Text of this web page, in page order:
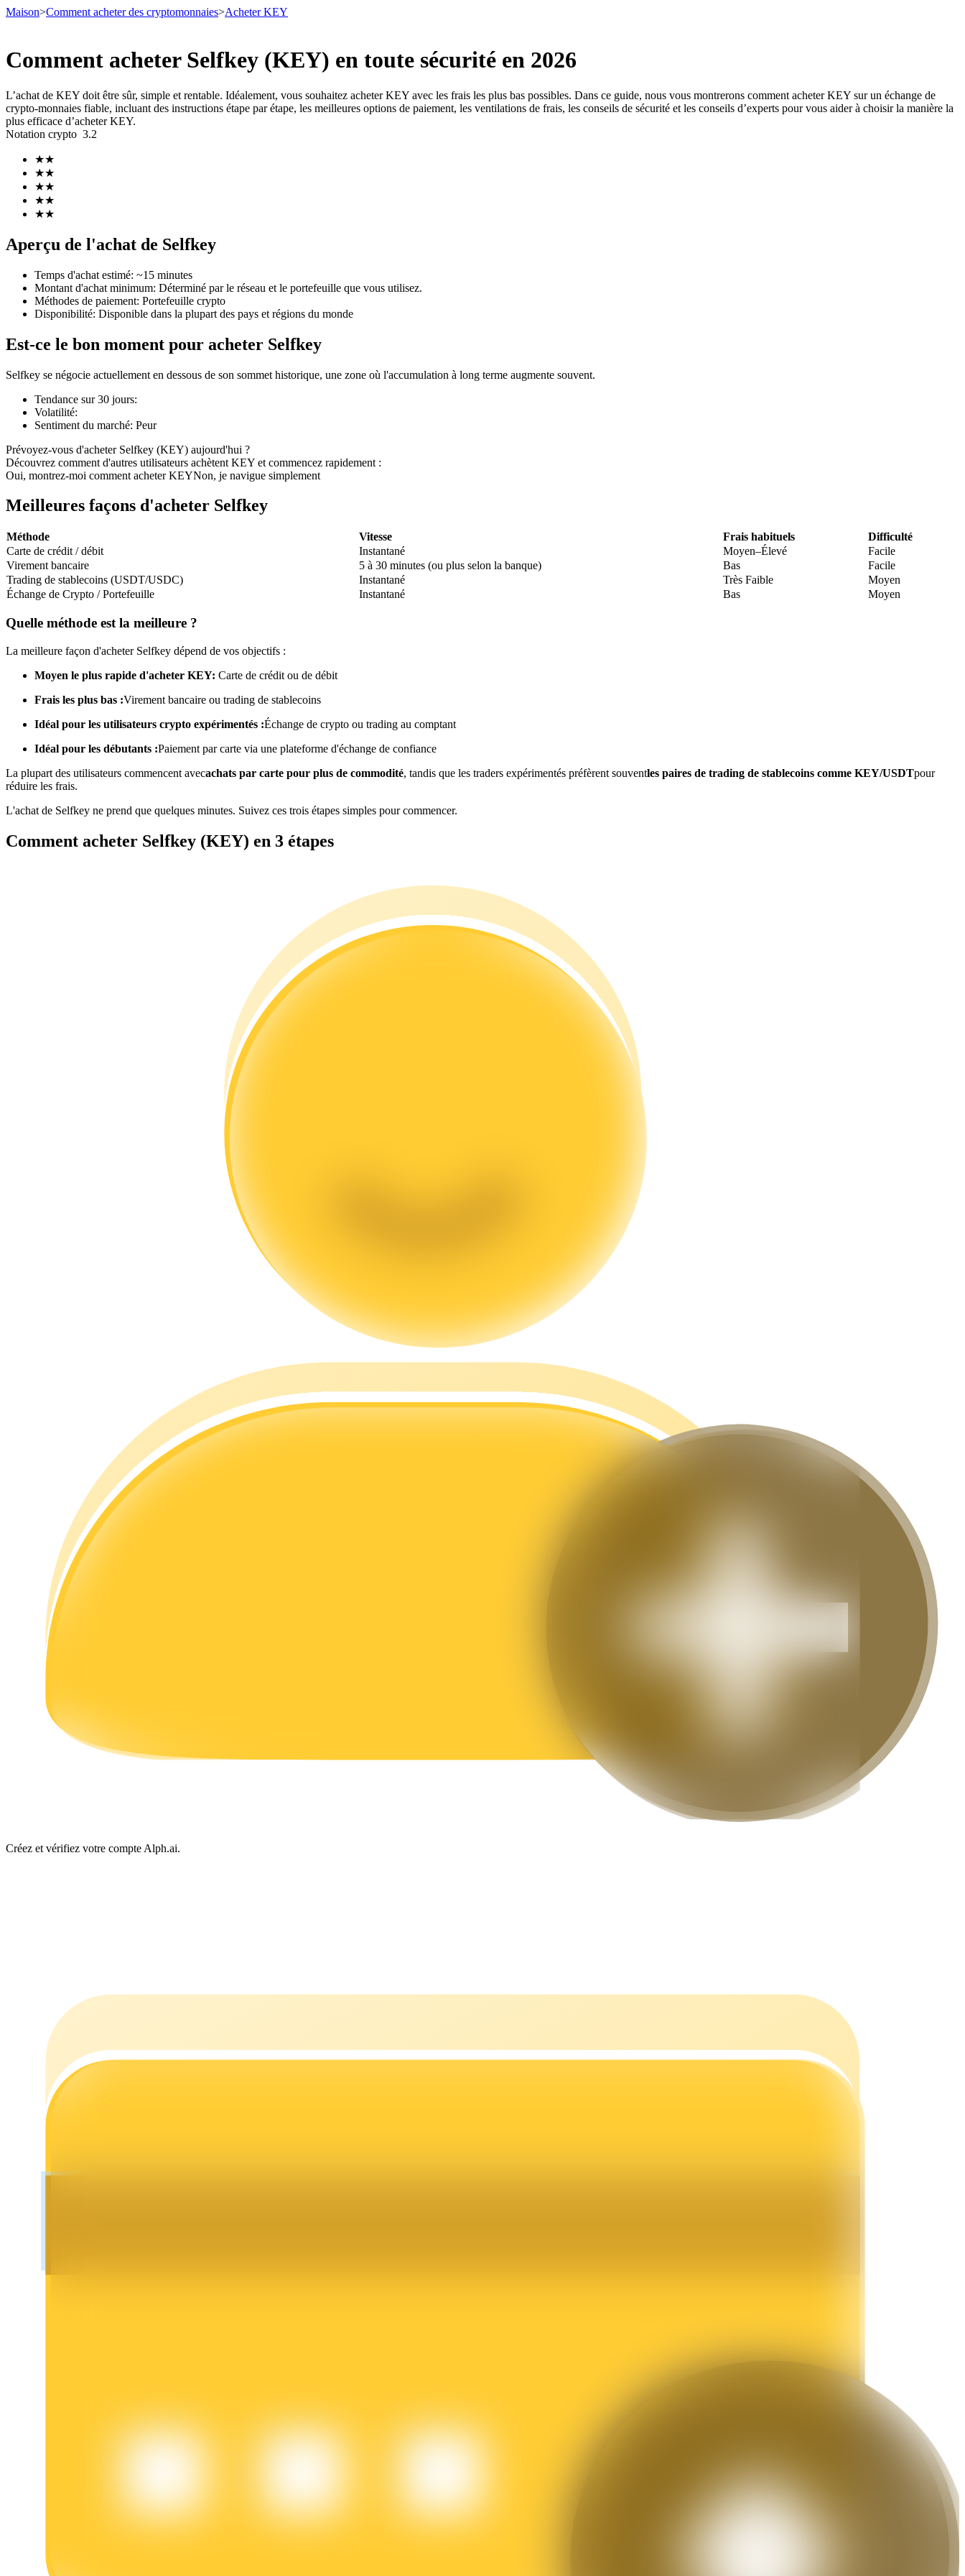
Contrats à terme
Futures USDT
Futures utilisant l'USDT comme garantie
Contrats à terme sur crypto-monnaie
TradFi
Futures utilisant l'USDC comme garantie
Copie de Trading
Profitez du partage des bénéfices et des commissions de copy trading
Analyse de mégadonnées, y compris des informations commerciales, etc.
Stratégies de trading
Apprenez à rester rentable
Launchpool
Maison>Comment acheter des cryptomonnaies>Acheter KEY
Comment acheter Selfkey (KEY) en toute sécurité en 2026
L’achat de KEY doit être sûr, simple et rentable. Idéalement, vous souhaitez acheter KEY avec les frais les plus bas possibles. Dans ce guide, nous vous montrerons comment acheter KEY sur un échange de
crypto-monnaies fiable, incluant des instructions étape par étape, les meilleures options de paiement, les ventilations de frais, les conseils de sécurité et les conseils d’experts pour vous aider à choisir la manière la
plus efficace d’acheter KEY.
Notation crypto 3.2
★★
★★
★★
★★
★★
Aperçu de l'achat de Selfkey
Temps d'achat estimé: ~15 minutes
Montant d'achat minimum: Déterminé par le réseau et le portefeuille que vous utilisez.
Méthodes de paiement: Portefeuille crypto
Disponibilité: Disponible dans la plupart des pays et régions du monde
Est-ce le bon moment pour acheter Selfkey
Selfkey se négocie actuellement en dessous de son sommet historique, une zone où l'accumulation à long terme augmente souvent.
Tendance sur 30 jours:
Volatilité:
Sentiment du marché: Peur
Prévoyez-vous d'acheter Selfkey (KEY) aujourd'hui ?
Découvrez comment d'autres utilisateurs achètent KEY et commencez rapidement :
Oui, montrez-moi comment acheter KEYNon, je navigue simplement
Meilleures façons d'acheter Selfkey
Méthode Vitesse Frais habituels
Difficulté
Carte de crédit / débit
Instantané Moyen–Élevé
Facile
Virement bancaire
5 à 30 minutes (ou plus selon la banque) Bas
Facile
Trading de stablecoins (USDT/USDC)
Instantané Très Faible
Moyen
Échange de Crypto / Portefeuille
Instantané Bas Moyen
Quelle méthode est la meilleure ?
La meilleure façon d'acheter Selfkey dépend de vos objectifs :
Moyen le plus rapide d'acheter KEY: Carte de crédit ou de débit
Frais les plus bas :Virement bancaire ou trading de stablecoins
Idéal pour les utilisateurs crypto expérimentés :Échange de crypto ou trading au comptant
Idéal pour les débutants :Paiement par carte via une plateforme d'échange de confiance
La plupart des utilisateurs commencent avecachats par carte pour plus de commodité, tandis que les traders expérimentés préfèrent souventles paires de trading de stablecoins comme KEY/USDTpour
réduire les frais.
L'achat de Selfkey ne prend que quelques minutes. Suivez ces trois étapes simples pour commencer.
Comment acheter Selfkey (KEY) en 3 étapes
Créez et vérifiez votre compte Alph.ai.